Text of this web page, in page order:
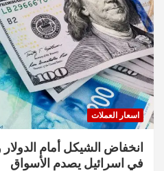
اسعار العملات
انخفاض الشيكل أمام
في اسرائيل يصدم الأسواق